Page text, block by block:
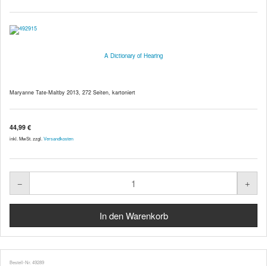
A Dictionary of Hearing
Maryanne Tate-Maltby 2013, 272 Seiten, kartoniert
44,99 €
inkl. MwSt. zzgl. Versandkosten
Bestell-Nr. 49289